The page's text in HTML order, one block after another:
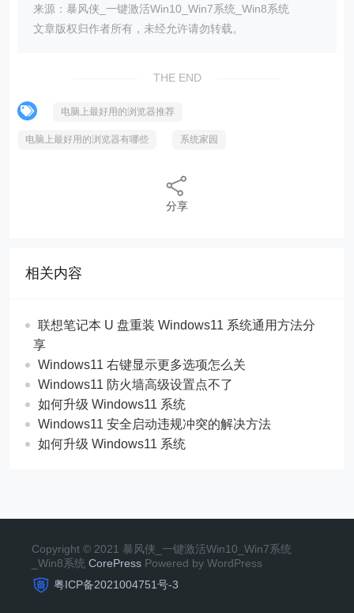
来源：暴风侠_一键激活Win10_Win7系统_Win8系统
文章版权归作者所有，未经允许请勿转载。
THE END
电脑上最好用的浏览器推荐
电脑上最好用的浏览器有哪些 系统家园
分享
相关内容
联想笔记本 U 盘重装 Windows11 系统通用方法分
享
Windows11 右键显示更多选项怎么关
Windows11 防火墙高级设置点不了
如何升级 Windows11 系统
Windows11 安全启动违规冲突的解决方法
如何升级 Windows11 系统
Copyright © 2021 暴风侠_一键激活Win10_Win7系统
_Win8系统 CorePress Powered by WordPress
粤ICP备2021004751号-3